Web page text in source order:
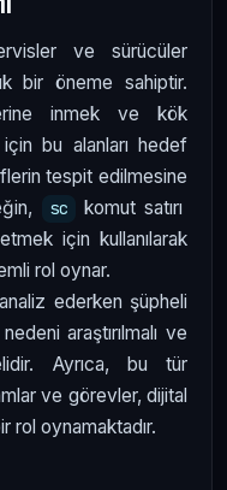
ve sürücüler
bir öneme sahiptir.
inmek ve kök
bu alanları hedef
tespit edilmesine
sc
komut satırı
için kullanılarak
rol oynar.
ederken şüpheli
araştırılmalı ve
Ayrıca, bu tür
ve görevler, dijital
rol oynamaktadır.